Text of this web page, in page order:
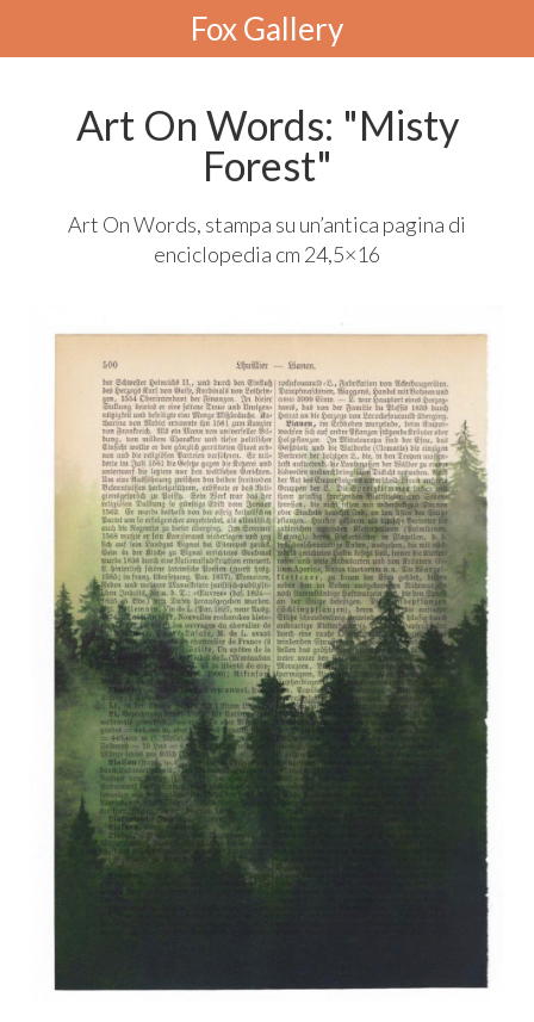
Fox Gallery
Art On Words: "Misty
Forest"
Art On Words, stampa su un’antica pagina di
enciclopedia cm 24,5×16